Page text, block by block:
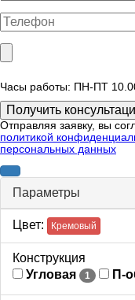
Часы работы: ПН-ПТ
Отправляя заявку, вы
политикой
персональных данных
Параметры
Цвет: Кремовый
Конструкция
Угловая
1 П-